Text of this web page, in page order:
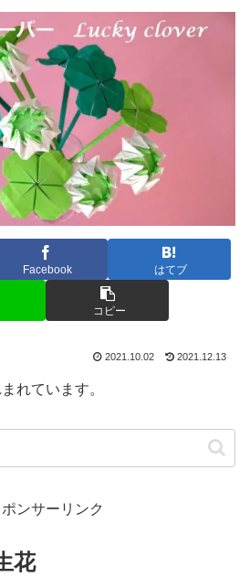
Facebook はてブ
コピー
2021.10.02 2021.12.13
れています。
ポンサーリンク
花